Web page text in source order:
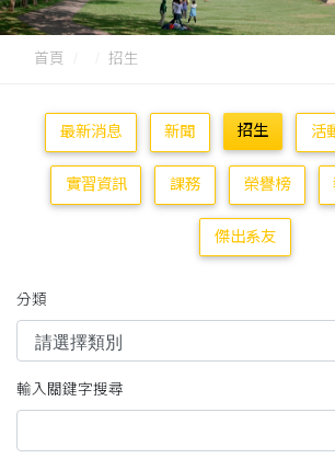
首頁 招生
最新消息 新聞 招生 活
實習資訊 課務 榮譽榜
傑出系友
分類
輸入關鍵字搜尋